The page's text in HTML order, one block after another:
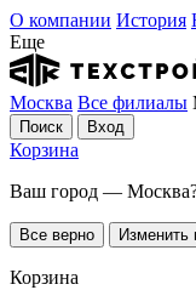
О компании История
Еще
Москва Все филиалы
Поиск Вход
Корзина
Ваш город —
Все верно Изменить
Корзина